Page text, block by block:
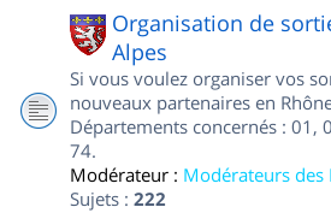
Organisation de
Alpes
Si vous voulez organiser vos
nouveaux partenaires en
Départements concernés : 01,
74.
Modérateur : Modérateurs des
Sujets : 222